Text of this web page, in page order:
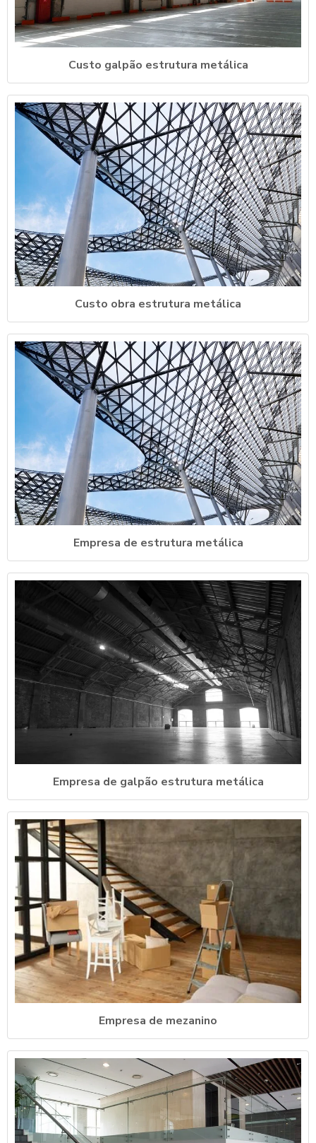
Custo galpão estrutura metálica
Custo obra estrutura metálica
Empresa de estrutura metálica
Empresa de galpão estrutura metálica
Empresa de mezanino